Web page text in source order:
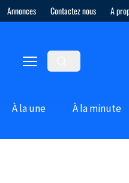
Annonces Contactez nous A
À la une À la minute